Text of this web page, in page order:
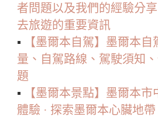
者問題以及我們的經驗分
去旅遊的重要資訊
▪️
【墨爾本自駕】墨爾本自
量、自駕路線、駕駛須知
題
▪️
【墨爾本景點】墨爾本
體驗 · 探索墨爾本心臟地